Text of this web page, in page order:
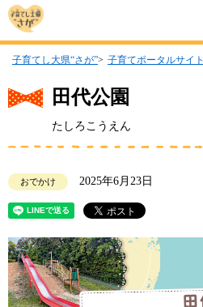
子育てし大県“さが” 子育てポータルサイト
田代公園
たしろこうえん
おでかけ 2025年6月23日